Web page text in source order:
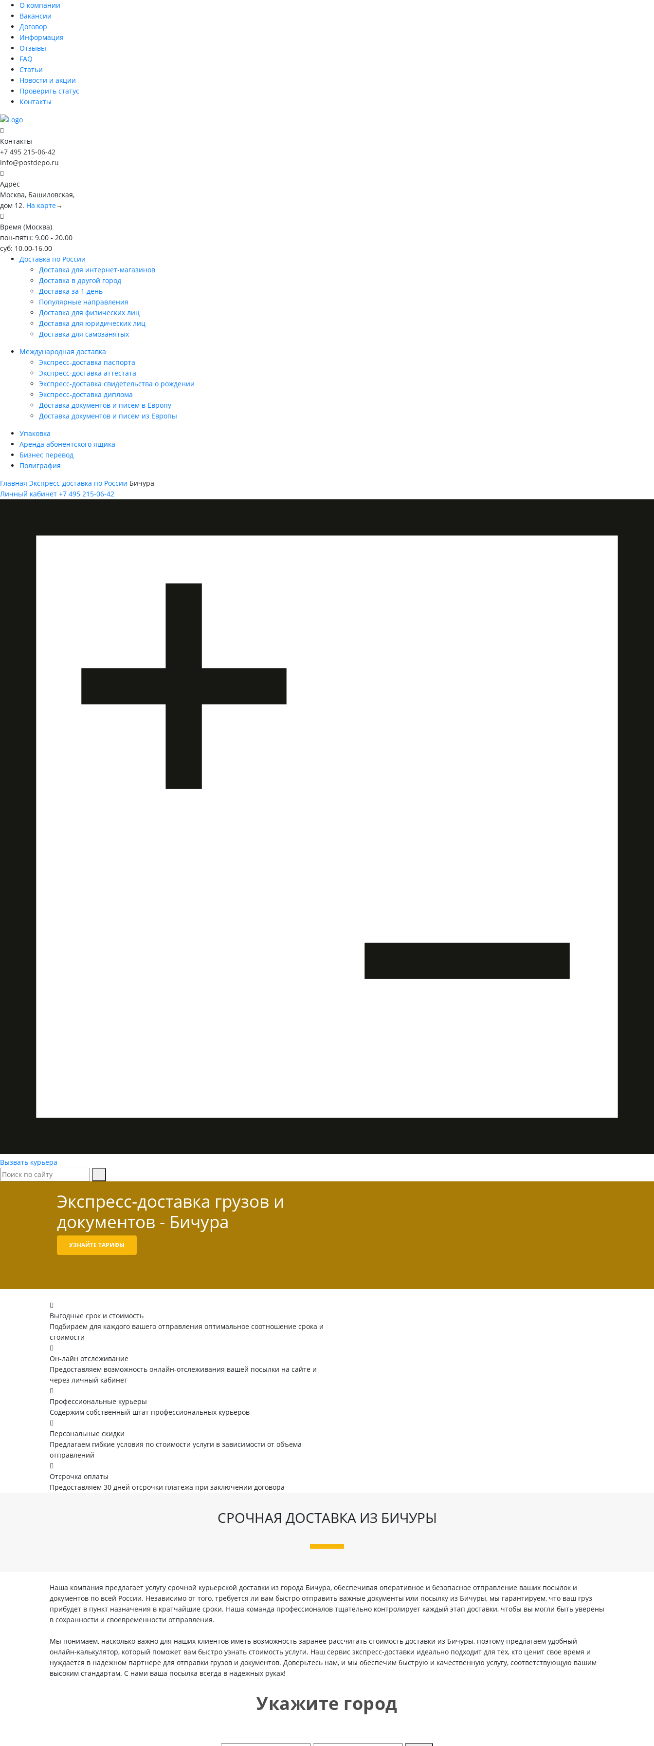
О компании
Вакансии
Договор
Информация
Отзывы
FAQ
Статьи
Новости и акции
Проверить статус
Контакты
Контакты
+7 495 215-06-42
info@postdepo.ru
Адрес
Москва, Башиловская,
дом 12. На карте→
Время (Москва)
пон-пятн: 9.00 - 20.00
суб: 10.00-16.00
Доставка по России
Доставка для интернет-магазинов
Доставка в другой город
Доставка за 1 день
Популярные направления
Доставка для физических лиц
Доставка для юридических лиц
Доставка для самозанятых
Международная доставка
Экспресс-доставка паспорта
Экспресс-доставка аттестата
Экспресс-доставка свидетельства о рождении
Экспресс-доставка диплома
Доставка документов и писем в Европу
Доставка документов и писем из Европы
Упаковка
Аренда абонентского ящика
Бизнес перевод
Полиграфия
Главная Экспресс-доставка по России Бичура
Личный кабинет +7 495 215-06-42
Вызвать курьера
Экспресс-доставка грузов и
документов - Бичура
УЗНАЙТЕ ТАРИФЫ
Выгодные срок и стоимость
Подбираем для каждого вашего отправления оптимальное соотношение срока и
стоимости
Он-лайн отслеживание
Предоставляем возможность онлайн-отслеживания вашей посылки на сайте и
через личный кабинет
Профессиональные курьеры
Содержим собственный штат профессиональных курьеров
Персональные скидки
Предлагаем гибкие условия по стоимости услуги в зависимости от объема
отправлений
Отсрочка оплаты
Предоставляем 30 дней отсрочки платежа при заключении договора
СРОЧНАЯ ДОСТАВКА ИЗ БИЧУРЫ
Наша компания предлагает услугу срочной курьерской доставки из города Бичура, обеспечивая оперативное и безопасное отправление ваших посылок и
документов по всей России. Независимо от того, требуется ли вам быстро отправить важные документы или посылку из Бичуры, мы гарантируем, что ваш груз
прибудет в пункт назначения в кратчайшие сроки. Наша команда профессионалов тщательно контролирует каждый этап доставки, чтобы вы могли быть уверены
в сохранности и своевременности отправления.
Мы понимаем, насколько важно для наших клиентов иметь возможность заранее рассчитать стоимость доставки из Бичуры, поэтому предлагаем удобный
онлайн-калькулятор, который поможет вам быстро узнать стоимость услуги. Наш сервис экспресс-доставки идеально подходит для тех, кто ценит свое время и
нуждается в надежном партнере для отправки грузов и документов. Доверьтесь нам, и мы обеспечим быструю и качественную услугу, соответствующую вашим
высоким стандартам. С нами ваша посылка всегда в надежных руках!
Укажите город